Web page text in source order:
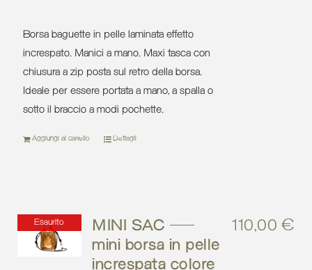
Borsa baguette in pelle laminata effetto
increspato. Manici a mano. Maxi tasca con
chiusura a zip posta sul retro della borsa.
Ideale per essere portata a mano, a spalla o
sotto il braccio a modi pochette.
Aggiungi al carrello Dettagli
Esaurito
MINI SAC –
mini borsa in pelle
increspata colore
110,00€